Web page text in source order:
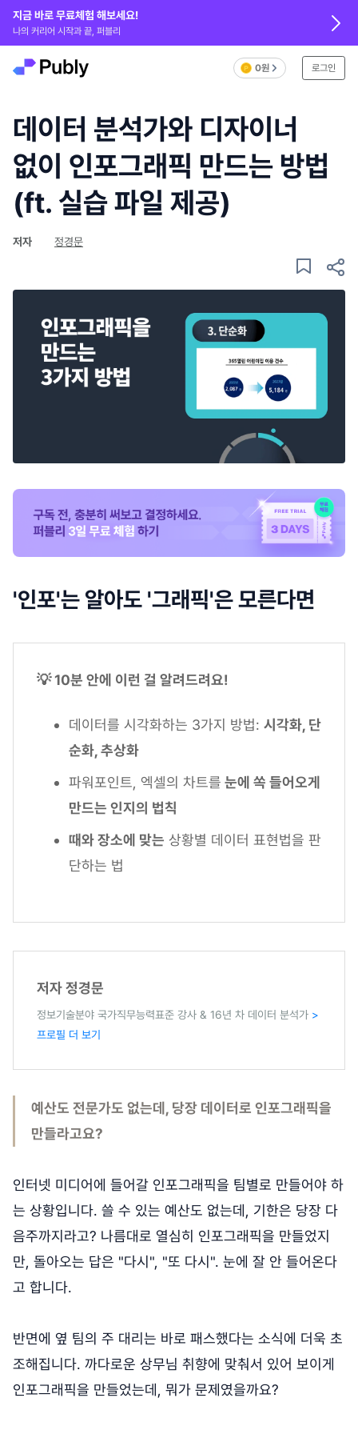
지금 바로 무료체험 해보세요!
나의 커리어 시작과 끝, 퍼블리
0원 로그인
데이터 분석가와 디자이너
없이 인포그래픽 만드는 방법
(ft. 실습 파일 제공)
저자 정경문
'인포'는 알아도 '그래픽'은 모른다면
💡 10분 안에 이런 걸 알려드려요!
데이터를 시각화하는 3가지 방법: 시각화, 단
순화, 추상화
파워포인트, 엑셀의 차트를 눈에 쏙 들어오게
만드는 인지의 법칙
때와 장소에 맞는 상황별 데이터 표현법을 판
단하는 법
저자 정경문
정보기술분야 국가직무능력표준 강사 & 16년 차 데이터 분석가 >
프로필 더 보기
예산도 전문가도 없는데, 당장 데이터로 인포그래픽을
만들라고요?
인터넷 미디어에 들어갈 인포그래픽을 팀별로 만들어야 하
는 상황입니다. 쓸 수 있는 예산도 없는데, 기한은 당장 다
음주까지라고? 나름대로 열심히 인포그래픽을 만들었지
만, 돌아오는 답은 "다시", "또 다시". 눈에 잘 안 들어온다
고 합니다.
반면에 옆 팀의 주 대리는 바로 패스했다는 소식에 더욱 초
조해집니다. 까다로운 상무님 취향에 맞춰서 있어 보이게
인포그래픽을 만들었는데, 뭐가 문제였을까요?